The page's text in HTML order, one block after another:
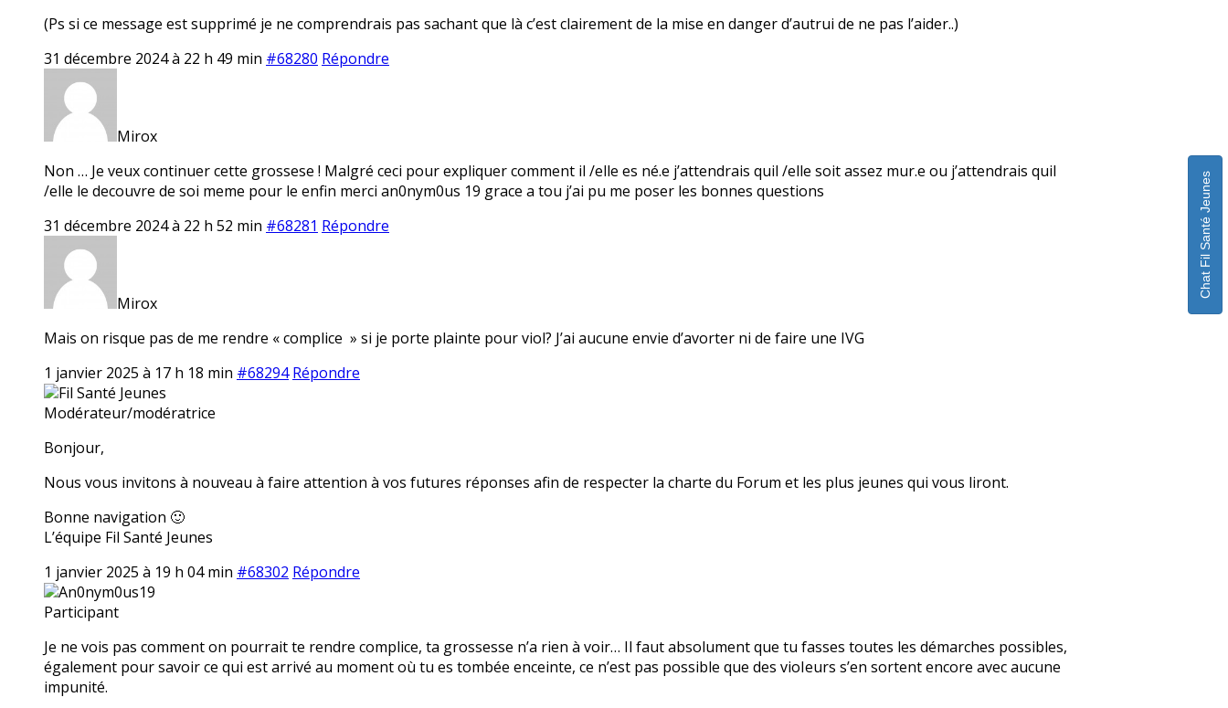
(Ps si ce message est supprimé je ne comprendrais pas sachant que là c’est clairement de la mise en danger d’autrui de ne pas l’aider..)
31 décembre 2024 à 22 h 49 min #68280 Répondre
Mirox
Non … Je veux continuer cette grossese ! Malgré ceci pour expliquer comment il /elle es né.e j’attendrais quil /elle soit assez mur.e ou j’attendrais quil
/elle le decouvre de soi meme pour le enfin merci an0nym0us 19 grace a tou j’ai pu me poser les bonnes questions
31 décembre 2024 à 22 h 52 min #68281 Répondre
Mirox
Mais on risque pas de me rendre « complice » si je porte plainte pour viol? J’ai aucune envie d’avorter ni de faire une IVG
1 janvier 2025 à 17 h 18 min #68294 Répondre
Fil Santé Jeunes
Modérateur/modératrice
Bonjour,
Nous vous invitons à nouveau à faire attention à vos futures réponses afin de respecter la charte du Forum et les plus jeunes qui vous liront.
Bonne navigation 🙂
L’équipe Fil Santé Jeunes
1 janvier 2025 à 19 h 04 min #68302 Répondre
An0nym0us19
Participant
Je ne vois pas comment on pourrait te rendre complice, ta grossesse n’a rien à voir… Il faut absolument que tu fasses toutes les démarches possibles,
également pour savoir ce qui est arrivé au moment où tu es tombée enceinte, ce n’est pas possible que des vioIeurs s’en sortent encore avec aucune
impunité.
Chat Fil Santé Jeunes